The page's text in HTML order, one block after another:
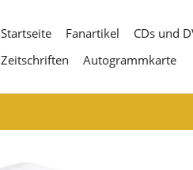
Startseite Fanartikel CDs und
Zeitschriften
Autogrammkarte